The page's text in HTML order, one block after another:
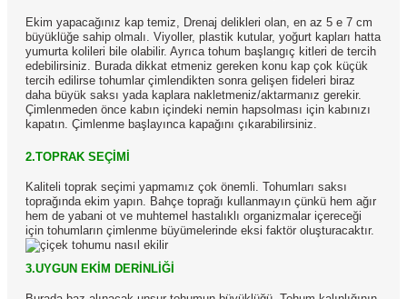
Ekim yapacağınız kap temiz, Drenaj delikleri olan, en az 5 e 7 cm
büyüklüğe sahip olmalı. Viyoller, plastik kutular, yoğurt kapları hatta
yumurta kolileri bile olabilir. Ayrıca tohum başlangıç kitleri de tercih
edebilirsiniz. Burada dikkat etmeniz gereken konu kap çok küçük
tercih edilirse tohumlar çimlendikten sonra gelişen fideleri biraz
daha büyük saksı yada kaplara nakletmeniz/aktarmanız gerekir.
Çimlenmeden önce kabın içindeki nemin hapsolması için kabınızı
kapatın. Çimlenme başlayınca kapağını çıkarabilirsiniz.
2.TOPRAK SEÇİMİ
Kaliteli toprak seçimi yapmamız çok önemli. Tohumları saksı
toprağında ekim yapın. Bahçe toprağı kullanmayın çünkü hem ağır
hem de yabani ot ve muhtemel hastalıklı organizmalar içereceği
için tohumların çimlenme büyümelerinde eksi faktör oluşturacaktır.
3.UYGUN EKİM DERİNLİĞİ